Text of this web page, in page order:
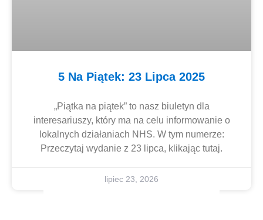
5 Na Piątek: 23 Lipca 2025
„Piątka na piątek” to nasz biuletyn dla
interesariuszy, który ma na celu informowanie o
lokalnych działaniach NHS. W tym numerze:
Przeczytaj wydanie z 23 lipca, klikając tutaj.
lipiec 23, 2026